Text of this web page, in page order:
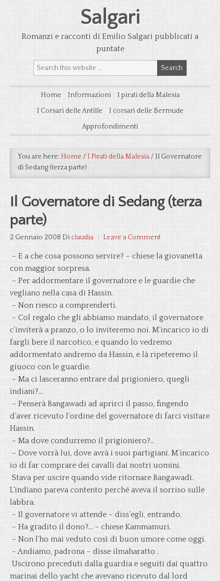
Salgari
Romanzi e racconti di Emilio Salgari pubblicati a
puntate
Home Informazioni
I pirati della Malesia
I Corsari delle Antille
I corsari delle Bermude
Approfondimenti
You are here: Home /I Pirati della Malesia /Il Governatore
di Sedang (terza parte)
Il Governatore di Sedang (terza
parte)
2 Gennaio 2008 Diclaudia Leave a Comment
– E a che cosa possono servire? – chiese la giovanetta
con maggior sorpresa.
– Per addormentare il governatore e le guardie che
vegliano nella casa di Hassin.
– Non riesco a comprenderti.
– Col regalo che gli abbiamo mandato, il governatore
c’inviterà a pranzo, o lo inviteremo noi. M’incarico io di
fargli bere il narcotico, e quando lo vedremo
addormentato andremo da Hassin, e là ripeteremo il
giuoco con le guardie.
– Ma ci lasceranno entrare dal prigioniero, quegli
indiani?…
– Penserà Bangawadi ad aprirci il passo, fingendo
d’aver ricevuto l’ordine del governatore di farci visitare
Hassin.
– Ma dove condurremo il prigioniero?…
– Dove vorrà lui, dove avrà i suoi partigiani. M’incarico
io di far comprare dei cavalli dai nostri uomini.
Stava per uscire quando vide ritornare Bangawadi.
L’indiano pareva contento perché aveva il sorriso sulle
labbra.
– Il governatore vi attende – diss’egli, entrando.
– Ha gradito il dono?… – chiese Kammamuri.
– Non l’ho mai veduto così di buon umore come oggi.
– Andiamo, padrona – disse ilmaharatto .
Uscirono preceduti dalla guardia e seguiti dai quattro
marinai dello yacht che avevano ricevuto dal lord